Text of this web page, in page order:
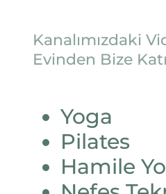
Kanalımızdaki
Evinden Bize
Yoga
Pilates
Hamile